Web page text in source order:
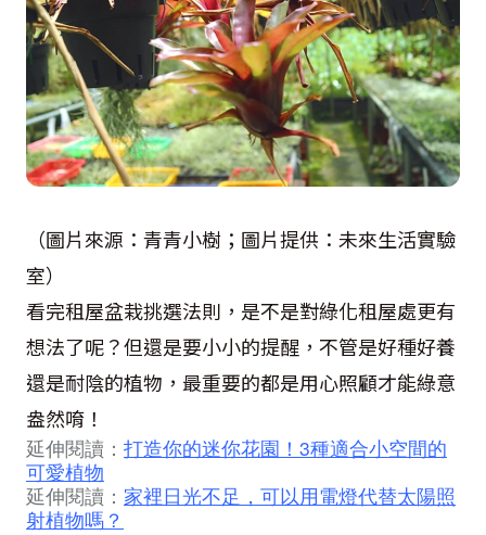
（圖片來源：青青小樹；圖片提供：未來生活實驗
室）
看完租屋盆栽挑選法則，是不是對綠化租屋處更有
想法了呢？但還是要小小的提醒，不管是好種好養
還是耐陰的植物，最重要的都是用心照顧才能綠意
盎然唷！
延伸閱讀： 打造你的迷你花園！3種適合小空間的
可愛植物
延伸閱讀： 家裡日光不足，可以用電燈代替太陽照
射植物嗎？